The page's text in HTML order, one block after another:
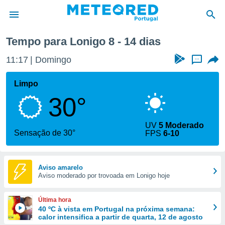
da
foi
fornecidas
a este
das
e
forma
digital
Tempo para Lonigo 8 - 14 dias
11:17 Domingo ...
Limpo
30°
Sensação de 30°
UV5 Moderado
FPS6-10
Aviso amarelo
Aviso moderado por trovoada em Lonigo hoje
Última hora
40 ºC à vista em Portugal na próxima semana:
calor intensifica a partir de quarta, 12 de agosto